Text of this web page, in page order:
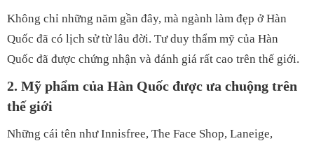
Không chỉ những năm gần đây, mà ngành làm đẹp ở Hàn
Quốc đã có lịch sử từ lâu đời. Tư duy thẩm mỹ của Hàn
Quốc đã được chứng nhận và đánh giá rất cao trên thế giới.
2. Mỹ phẩm của Hàn Quốc được ưa chuộng trên
thế giới
Những cái tên như Innisfree, The Face Shop, Laneige,